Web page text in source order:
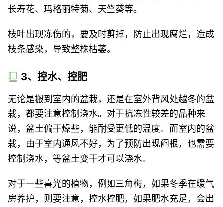
长寿花、玛格丽特菊、天竺葵等。
枝叶出现冻伤的，要及时剪掉，防止出现腐烂，造成
枝条感染，导致整株枯萎。
3、控水、控肥
无论是搬到室内的盆栽，还是在室外背风处越冬的盆
栽，都要注意控制浇水。对于抗冻性较差的品种来
说，盆土偏干燥些，能耐受更低的温度。而室内的盆
栽，由于室内通风不好，为了预防出现闷根，也需要
控制浇水，等盆土变干才可以浇水。
对于一些喜光的植物，例如三角梅，如果冬季在暖气
房养护，则要注意，控水控肥，如果肥水充足，会出